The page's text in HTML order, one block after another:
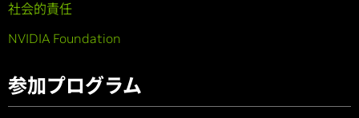
社会的責任
NVIDIA Foundation
参加プログラム